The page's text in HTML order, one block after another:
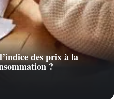
des prix à la
?